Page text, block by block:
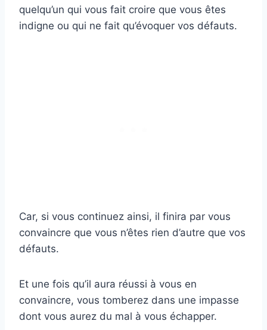
quelqu’un qui vous fait croire que vous êtes
indigne ou qui ne fait qu’évoquer vos défauts.
Car, si vous continuez ainsi, il finira par vous
convaincre que vous n’êtes rien d’autre que vos
défauts.
Et une fois qu’il aura réussi à vous en
convaincre, vous tomberez dans une impasse
dont vous aurez du mal à vous échapper.